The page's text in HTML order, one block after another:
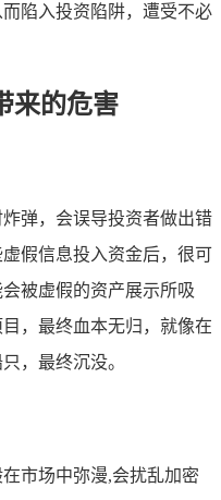
陷入投资陷阱，遭受不必
来的危害
弹，会误导投资者做出错
假信息投入资金后，很可
被虚假的资产展示所吸
，最终血本无归，就像在
，最终沉没。
市场中弥漫,会扰乱加密